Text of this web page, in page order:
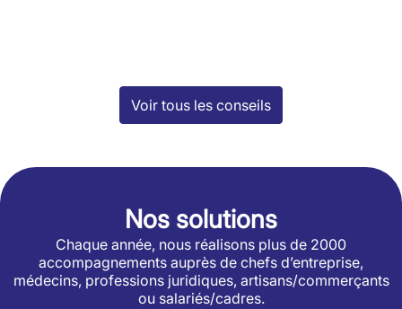
Voir tous les conseils
Nos solutions
Chaque année, nous réalisons plus de 2000
accompagnements auprès de chefs d’entreprise,
médecins, professions juridiques, artisans/commerçants
ou salariés/cadres.